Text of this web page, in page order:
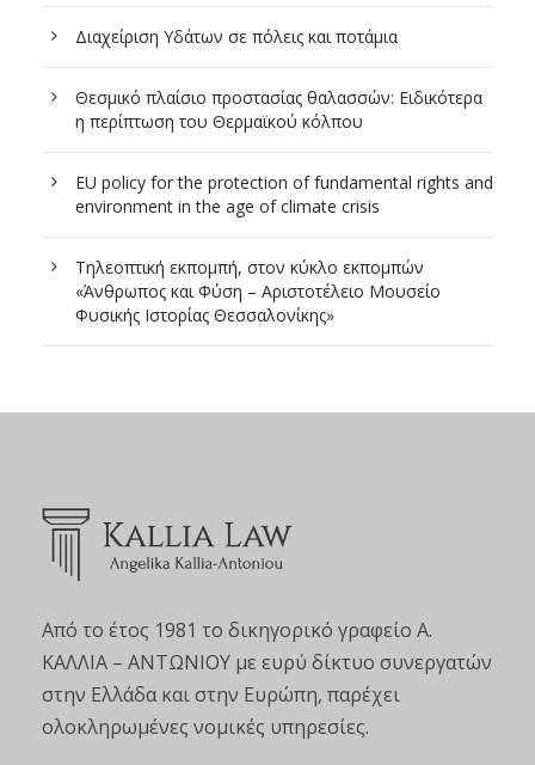
Διαχείριση Υδάτων σε πόλεις και ποτάμια
Θεσμικό πλαίσιο προστασίας θαλασσών: Ειδικότερα
η περίπτωση του Θερμαϊκού κόλπου
EU policy for the protection of fundamental rights and
environment in the age of climate crisis
Τηλεοπτική εκπομπή, στον κύκλο εκπομπών
«Άνθρωπος και Φύση – Αριστοτέλειο Μουσείο
Φυσικής Ιστορίας Θεσσαλονίκης»
Από το έτος 1981 το δικηγορικό γραφείο Α.
ΚΑΛΛΙΑ – ΑΝΤΩΝΙΟΥ με ευρύ δίκτυο συνεργατών
στην Ελλάδα και στην Ευρώπη, παρέχει
ολοκληρωμένες νομικές υπηρεσίες.